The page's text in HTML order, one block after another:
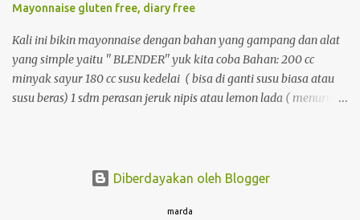
Mayonnaise gluten free, diary free
Kali ini bikin mayonnaise dengan bahan yang gampang dan alat
yang simple yaitu '' BLENDER'' yuk kita coba Bahan: 200 cc
minyak sayur 180 cc susu kedelai ( bisa di ganti susu biasa atau
susu beras) 1 sdm perasan jeruk nipis atau lemon lada ( menurut
untuk menghaluskan sambal lebih baik) dan blender selama 5
kocok dengan blender hingga seperti kream (biasanya 1-2 menit)
Diberdayakan oleh Blogger
marda